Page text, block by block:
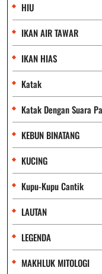
HIU
IKAN AIR TAWAR
IKAN HIAS
Katak
Katak Dengan Suara
KEBUN BINATANG
KUCING
Kupu-Kupu Cantik
LAUTAN
LEGENDA
MAKHLUK MITOLOGI